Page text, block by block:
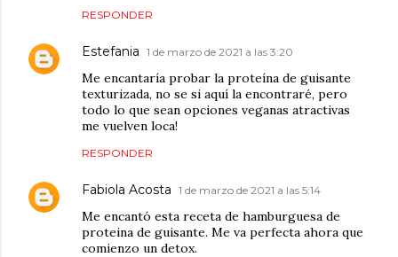
RESPONDER
Estefania 1 de marzo de 2021 a las 3:20
Me encantaría probar la proteína de guisante
texturizada, no se si aquí la encontraré, pero
todo lo que sean opciones veganas atractivas
me vuelven loca!
RESPONDER
Fabiola Acosta 1 de marzo de 2021 a las 5:14
Me encantó esta receta de hamburguesa de
proteina de guisante. Me va perfecta ahora que
comienzo un detox.